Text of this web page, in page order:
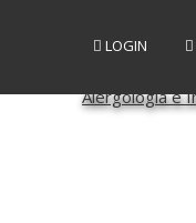
LOGIN